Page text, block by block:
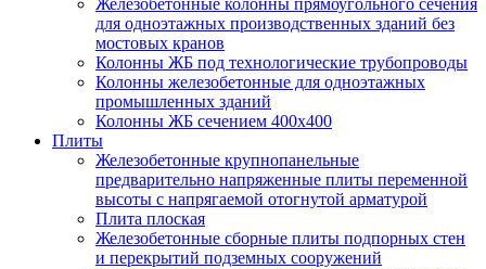
Железобетонные колонны прямоугольного сечения
для одноэтажных производственных зданий без
мостовых кранов
Колонны ЖБ под технологические трубопроводы
Колонны железобетонные для одноэтажных
промышленных зданий
Колонны ЖБ сечением 400х400
Плиты
Железобетонные крупнопанельные
предварительно напряженные плиты переменной
высоты с напрягаемой отогнутой арматурой
Плита плоская
Железобетонные сборные плиты подпорных стен
и перекрытий подземных сооружений